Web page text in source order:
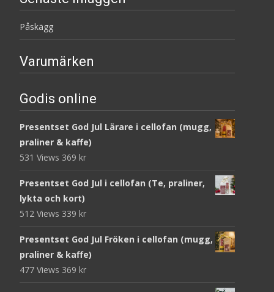
Påskägg
Varumärken
Godis online
Presentset God Jul Lärare i cellofan (mugg,
praliner & kaffe)
531 Views 369 kr
Presentset God Jul i cellofan (Te, praliner,
lykta och kort)
512 Views 339 kr
Presentset God Jul Fröken i cellofan (mugg,
praliner & kaffe)
477 Views 369 kr